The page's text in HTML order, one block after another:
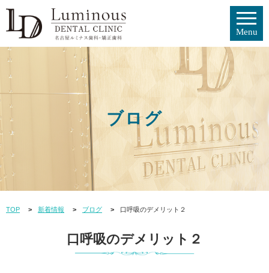
ブログ
TOP 新着情報 ブログ 口呼吸のデメリット２
口呼吸のデメリット２